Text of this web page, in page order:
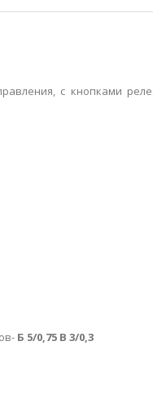
с кнопками
Б 5/0,75 В 3/0,3